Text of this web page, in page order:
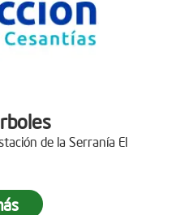
de la Serranía El